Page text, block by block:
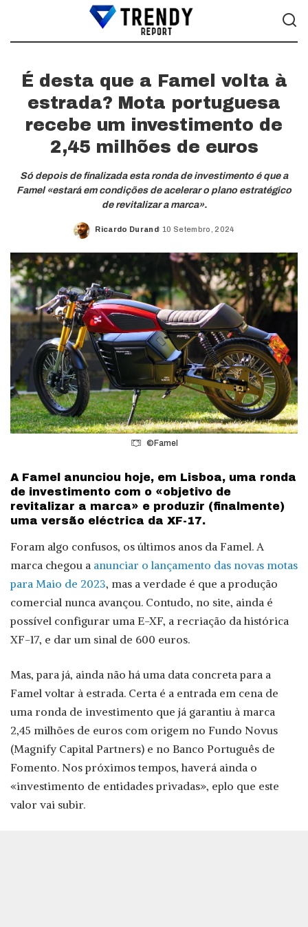
É desta que a Famel volta à
estrada? Mota portuguesa
recebe um investimento de
2,45 milhões de euros
Só depois de finalizada esta ronda de investimento é que a
Famel «estará em condições de acelerar o plano estratégico
de revitalizar a marca».
Posted
Ricardo Durand 10 Setembro, 2024
©Famel
A Famel anunciou hoje, em Lisboa, uma ronda
de investimento com o «objetivo de
revitalizar a marca» e produzir (finalmente)
uma versão eléctrica da XF-17.
Foram algo confusos, os últimos anos da Famel. A
marca chegou a anunciar o lançamento das novas motas
para Maio de 2023, mas a verdade é que a produção
comercial nunca avançou. Contudo, no site, ainda é
possível configurar uma E-XF, a recriação da histórica
XF-17, e dar um sinal de 600 euros.
Mas, para já, ainda não há uma data concreta para a
Famel voltar à estrada. Certa é a entrada em cena de
uma ronda de investimento que já garantiu à marca
2,45 milhões de euros com origem no Fundo Novus
(Magnify Capital Partners) e no Banco Português de
Fomento. Nos próximos tempos, haverá ainda o
«investimento de entidades privadas», eplo que este
valor vai subir.